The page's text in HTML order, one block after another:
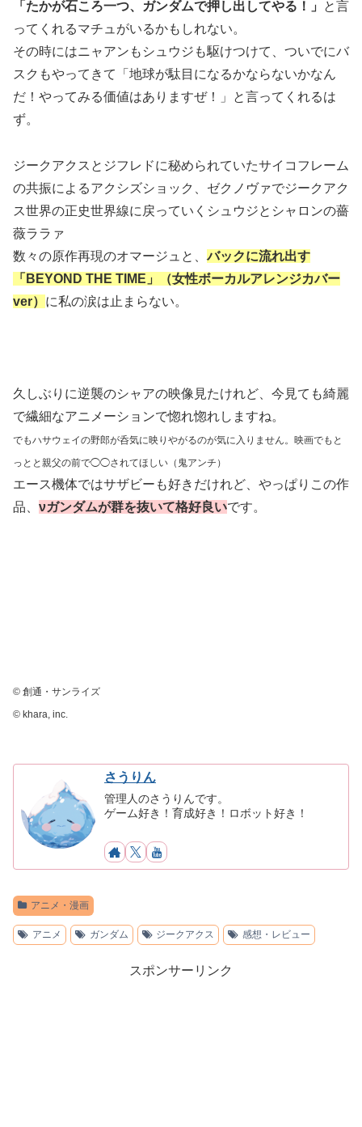
「たかが石ころ一つ、ガンダムで押し出してやる！」
と言
ってくれるマチュがいるかもしれない。
その時にはニャアンもシュウジも駆けつけて、ついでにバ
スクもやってきて「地球が駄目になるかならないかなん
だ！やってみる価値はありますぜ！」と言ってくれるは
ず。
ジークアクスとジフレドに秘められていたサイコフレーム
の共振によるアクシズショック、ゼクノヴァでジークアク
ス世界の正史世界線に戻っていくシュウジとシャロンの薔
薇ララァ
数々の原作再現のオマージュと、バックに流れ出す
「BEYOND THE TIME」（女性ボーカルアレンジカバー
ver） に私の涙は止まらない。
久しぶりに逆襲のシャアの映像見たけれど、今見ても綺麗
で繊細なアニメーションで惚れ惚れしますね。
でもハサウェイの野郎が呑気に映りやがるのが気に入りません。映画でもと
っとと親父の前で◯◯されてほしい（鬼アンチ）
エース機体ではサザビーも好きだけれど、やっぱりこの作
品、 νガンダムが群を抜いて格好良いです。
© 創通・サンライズ
© khara, inc.
さうりん
管理人のさうりんです。
ゲーム好き！育成好き！ロボット好き！
アニメ・漫画
アニメ ガンダム ジークアクス 感想・レビュー
スポンサーリンク